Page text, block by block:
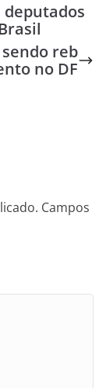
reb
no DF
Campos